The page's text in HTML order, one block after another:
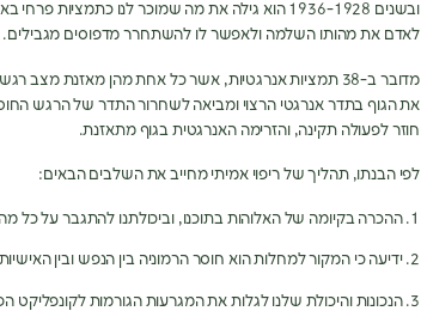
ובשנים 1936-1928 הוא גילה את מה שמוכר לנו
לאדם את מהותו השלמה ולאפשר לו להשתחרר מדפוסים מגבילים.
מדובר ב-38 תמציות אנרגטיות, אשר כל אחת מהן מאזנת
את הגוף בתדר אנרגטי הרצוי ומביאה לשחרור התדר של הרגש
חוזר לפעולה תקינה, והזרימה האנרגטית בגוף מתאזנת.
לפי הבנתו, תהליך של ריפוי אמיתי מחייב את השלבים הבאים:
ההכרה בקיומה של האלוהות בתוכנו, וביכולתנו להתגבר על כל
ידיעה כי המקור למחלות הוא חוסר הרמוניה בין הנפש ובין
הנכונות והיכולת שלנו לגלות את המגרעות הגורמות לקונפליקט